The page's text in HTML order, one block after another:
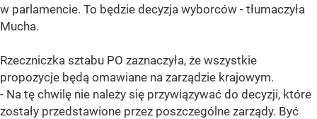
w parlamencie. To będzie decyzja wyborców - tłumaczyła
Mucha.
Rzeczniczka sztabu PO zaznaczyła, że wszystkie
propozycje będą omawiane na zarządzie krajowym.
- Na tę chwilę nie należy się przywiązywać do decyzji, które
zostały przedstawione przez poszczególne zarządy. Być